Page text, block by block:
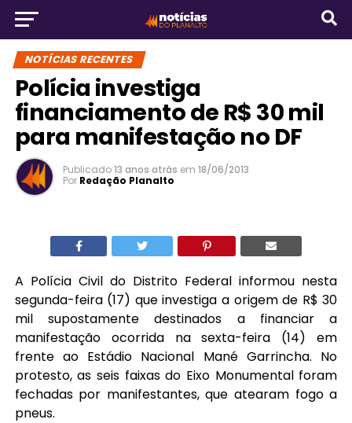
NOTÍCIAS RECENTES
Polícia investiga
financiamento de R$ 30 mil
para manifestação no DF
Publicado13 anos atrás em 18/06/2013
Por Redação Planalto
A Polícia Civil do Distrito Federal informou nesta
segunda-feira (17) que investiga a origem de R$ 30
mil supostamente destinados a financiar a
manifestação ocorrida na sexta-feira (14) em
frente ao Estádio Nacional Mané Garrincha. No
protesto, as seis faixas do Eixo Monumental foram
fechadas por manifestantes, que atearam fogo a
pneus.